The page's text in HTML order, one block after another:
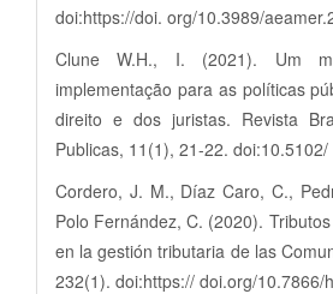
doi:https://doi. org/10.3989/
Clune W.H., I. (2021). Um
implementação para as políticas
direito e dos juristas. Revista
Publicas, 11(1), 21-22. doi:10.5102/
Cordero, J. M., Díaz Caro, C.,
Polo Fernández, C. (2020).
en la gestión tributaria de las
232(1). doi:https:// doi.org/10.7866/